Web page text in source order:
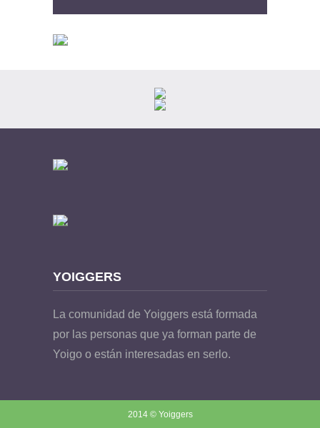
YOIGGERS
La comunidad de Yoiggers está formada
por las personas que ya forman parte de
Yoigo o están interesadas en serlo.
2014 © Yoiggers